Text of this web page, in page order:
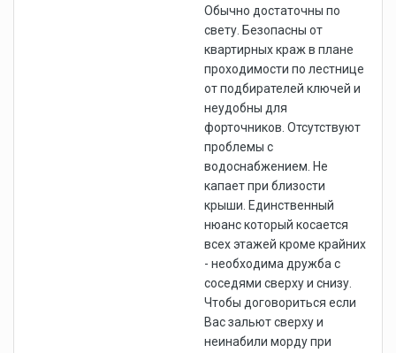
Обычно достаточны по
свету. Безопасны от
квартирных краж в плане
проходимости по лестнице
от подбирателей ключей и
неудобны для
форточников. Отсутствуют
проблемы с
водоснабжением. Не
капает при близости
крыши. Единственный
нюанс который косается
всех этажей кроме крайних
- необходима дружба с
соседями сверху и снизу.
Чтобы договориться если
Вас зальют сверху и
неинабили морду при